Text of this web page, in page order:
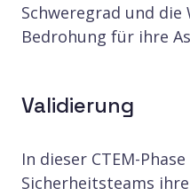
Schweregrad und
Bedrohung für ihre
Validierung
In dieser CTEM-
Sicherheitsteams